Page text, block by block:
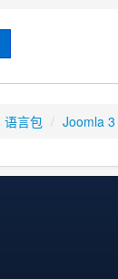
语言包 / Joomla